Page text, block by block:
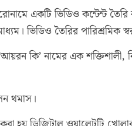
একটি ভিডিও কন্টেন্ট তৈরি
ভিডিও তৈরির
কি’ নামের এক
থমাস।